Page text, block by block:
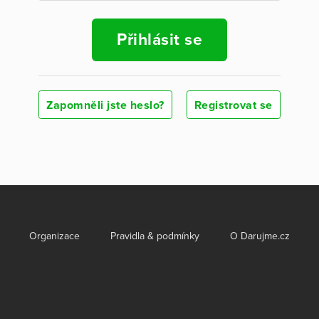
Přihlásit se
Zapomněli jste heslo? Registrovat se
Organizace Pravidla & podmínky O Darujme.cz